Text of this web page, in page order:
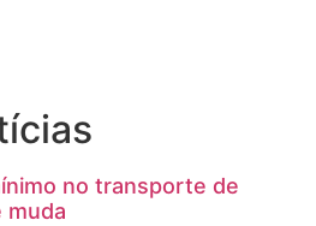
no transporte de
muda